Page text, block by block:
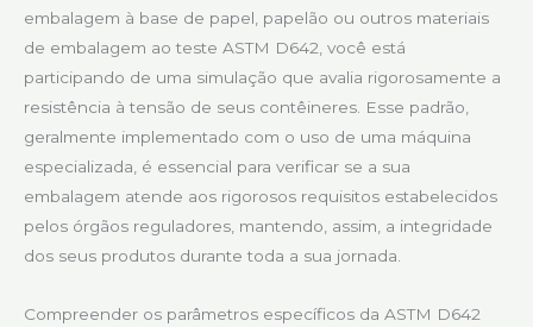
embalagem à base de papel, papelão ou outros materiais
de embalagem ao teste ASTM D642, você está
participando de uma simulação que avalia rigorosamente a
resistência à tensão de seus contêineres. Esse padrão,
geralmente implementado com o uso de uma máquina
especializada, é essencial para verificar se a sua
embalagem atende aos rigorosos requisitos estabelecidos
pelos órgãos reguladores, mantendo, assim, a integridade
dos seus produtos durante toda a sua jornada.
Compreender os parâmetros específicos da ASTM D642